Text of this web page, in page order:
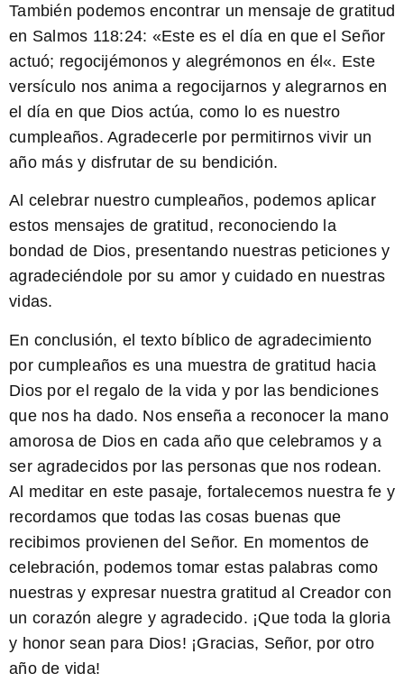
También podemos encontrar un mensaje de gratitud
en Salmos 118:24: «Este es el día en que el Señor
actuó; regocijémonos y alegrémonos en él«. Este
versículo nos anima a regocijarnos y alegrarnos en
el día en que Dios actúa, como lo es nuestro
cumpleaños. Agradecerle por permitirnos vivir un
año más y disfrutar de su bendición.
Al celebrar nuestro cumpleaños, podemos aplicar
estos mensajes de gratitud, reconociendo la
bondad de Dios, presentando nuestras peticiones y
agradeciéndole por su amor y cuidado en nuestras
vidas.
En conclusión, el texto bíblico de agradecimiento
por cumpleaños es una muestra de gratitud hacia
Dios por el regalo de la vida y por las bendiciones
que nos ha dado. Nos enseña a reconocer la mano
amorosa de Dios en cada año que celebramos y a
ser agradecidos por las personas que nos rodean.
Al meditar en este pasaje, fortalecemos nuestra fe y
recordamos que todas las cosas buenas que
recibimos provienen del Señor. En momentos de
celebración, podemos tomar estas palabras como
nuestras y expresar nuestra gratitud al Creador con
un corazón alegre y agradecido. ¡Que toda la gloria
y honor sean para Dios! ¡Gracias, Señor, por otro
año de vida!